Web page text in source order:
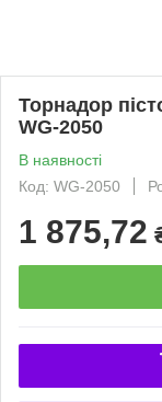
Торнадор
WG-2050
В наявності
Код: WG-2050
1 875,72